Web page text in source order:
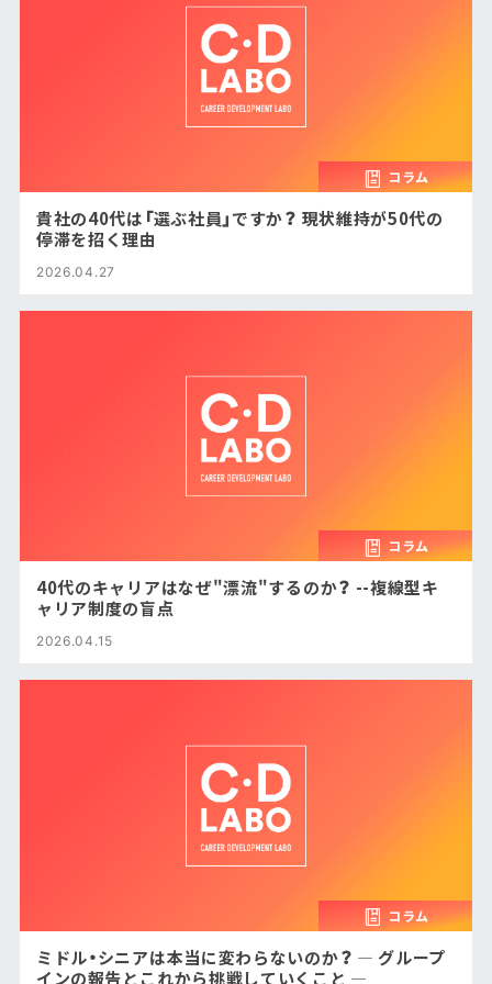
コラム
貴社の40代は「選ぶ社員」ですか？ 現状維持が50代の
停滞を招く理由
2026.04.27
コラム
40代のキャリアはなぜ"漂流"するのか？ --複線型キ
ャリア制度の盲点
2026.04.15
コラム
ミドル・シニアは本当に変わらないのか？ ― グループ
インの報告とこれから挑戦していくこと ―